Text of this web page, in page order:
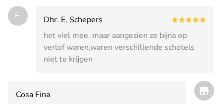
E.
Dhr. E. Schepers
het viel mee. maar aangezien ze bijna op
verlof waren,waren verschillende schotels
niet te krijgen
Cosa Fina